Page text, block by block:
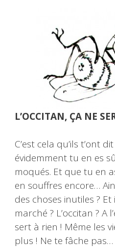
L’OCCITAN, ÇA NE
C’est cela qu’ils t’ont
évidemment tu en es
moqués. Et que tu en
en souffres encore…
des choses inutiles ?
marché ? L’occitan ? A
sert à rien ! Même les
plus ! Ne te fâche